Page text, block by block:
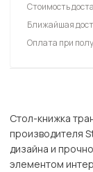
Стоимость
Ближайшая
Оплата при
Стол-книжка
производителя
дизайна и
элементом